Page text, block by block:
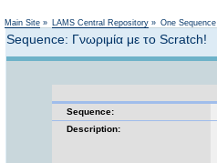
Main Site » LAMS Central Repository » One Sequence
Sequence: Γνωριμία με το Scratch!
Sequence:
Description: